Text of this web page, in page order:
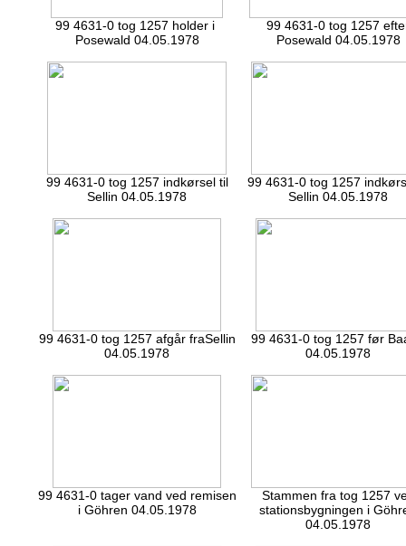
99 4631-0 tog 1257 holder i
Posewald 04.05.1978
99 4631-0 tog 1257
Posewald 04.05.1978
99 4631-0 tog 1257 indkørsel til
Sellin 04.05.1978
99 4631-0 tog 1257
Sellin 04.05.1978
99 4631-0 tog 1257 afgår fraSellin
04.05.1978
99 4631-0 tog 1257 før
04.05.1978
99 4631-0 tager vand ved remisen
i Göhren 04.05.1978
Stammen fra tog 1257
stationsbygningen i
04.05.1978